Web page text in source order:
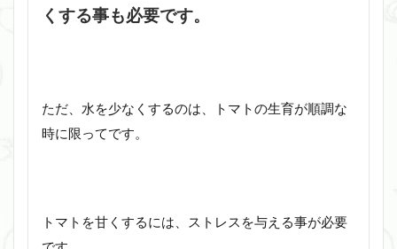
くする事も必要です。
ただ、水を少なくするのは、トマトの生育が順調な
時に限ってです。
トマトを甘くするには、ストレスを与える事が必要